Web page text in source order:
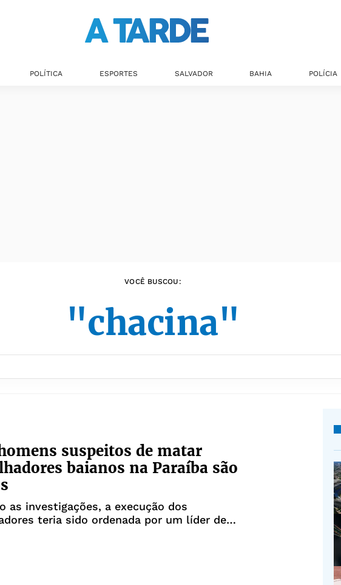
POLÍTICA ESPORTES SALVADOR BAHIA POLÍCIA
VOCÊ BUSCOU:
"chacina"
suspeitos de matar
baianos na Paraíba são
as investigações, a execução dos
teria sido ordenada por um líder de